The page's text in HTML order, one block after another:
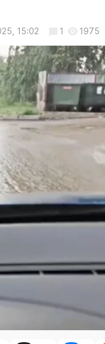
15:02 1 1975